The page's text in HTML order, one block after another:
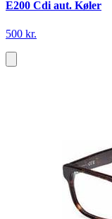
E200 Cdi aut. Køler
500 kr.